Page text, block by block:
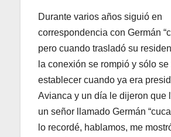
Durante varios años siguió en
correspondencia con Germán
pero cuando trasladó su
la conexión se rompió y sólo se
establecer cuando ya era
Avianca y un día le dijeron que
un señor llamado Germán
lo recordé, hablamos, me